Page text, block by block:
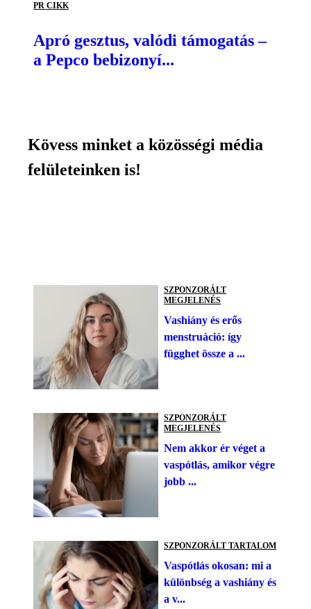
PR CIKK
Apró gesztus, valódi támogatás –
a Pepco bebizonyí...
Kövess minket a közösségi média
felületeinken is!
SZPONZORÁLT
MEGJELENÉS
Vashiány és erős
menstruáció: így
függhet össze a ...
SZPONZORÁLT
MEGJELENÉS
Nem akkor ér véget a
vaspótlás, amikor végre
jobb ...
SZPONZORÁLT TARTALOM
Vaspótlás okosan: mi a
különbség a vashiány és
a v...